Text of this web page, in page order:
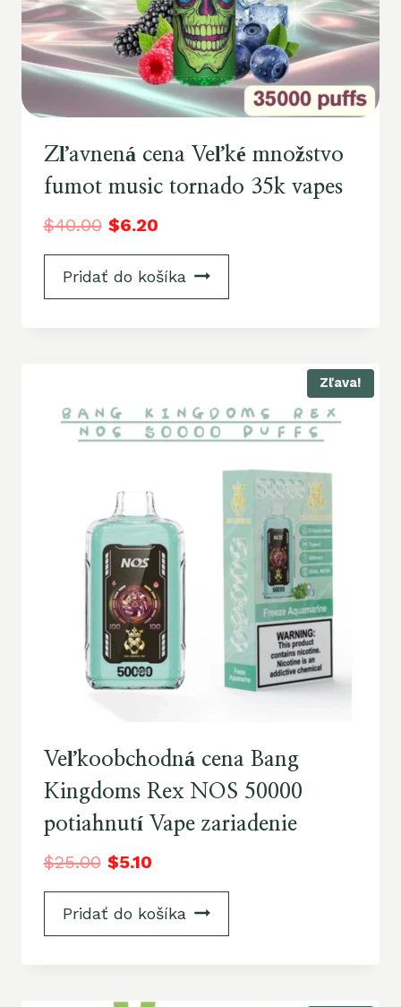
Zľavnená cena Veľké množstvo
fumot music tornado 35k vapes
$40.00 $6.20
Pridať do košíka
Zľava!
Veľkoobchodná cena Bang
Kingdoms Rex NOS 50000
potiahnutí Vape zariadenie
$25.00 $5.10
Pridať do košíka